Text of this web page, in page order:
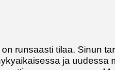
runsaasti tilaa. Sinun
ja uudessa